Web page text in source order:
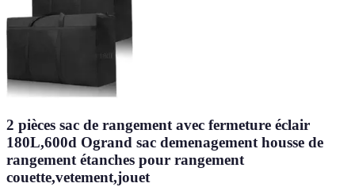
2 pièces sac de rangement avec fermeture éclair
180L,600d Ogrand sac demenagement housse de
rangement étanches pour rangement
couette,vetement,jouet